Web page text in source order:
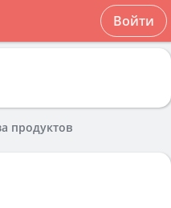
Войти
продуктов